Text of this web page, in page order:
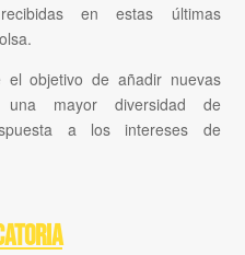
en estas últimas
el objetivo de añadir nuevas
mayor diversidad de
a los intereses de